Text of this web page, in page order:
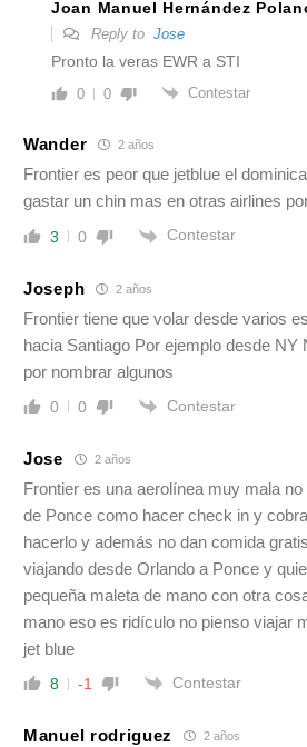
Joan Manuel Hernández
Reply to Jose
Pronto la veras EWR a STI
0 0 Contestar
Wander 2 años
Frontier es peor que jetblue el
gastar un chin mas en otras airlines
3 0 Contestar
Joseph 2 años
Frontier tiene que volar desde varios
hacia Santiago Por ejemplo desde
por nombrar algunos
0 0 Contestar
Jose 2 años
Frontier es una aerolínea muy mala
de Ponce como hacer check in y
hacerlo y además no dan comida
viajando desde Orlando a Ponce y
pequeña maleta de mano con otra
mano eso es ridículo no pienso viajar
jet blue
8 -1 Contestar
Manuel rodriguez 2 años